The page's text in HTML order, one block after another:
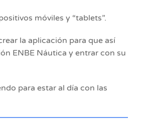
móviles y “tablets”.
la aplicación para que así
ENBE Náutica y entrar con su
para estar al día con las